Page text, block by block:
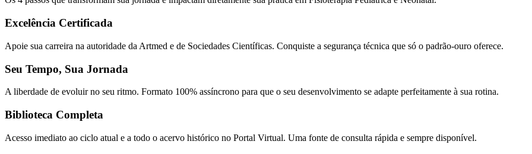
Excelência Certificada
Apoie sua carreira na autoridade da Artmed e de Sociedades Científicas. Conquiste a segurança técnica que só o padrão-ouro oferece.
Seu Tempo, Sua Jornada
A liberdade de evoluir no seu ritmo. Formato 100% assíncrono para que o seu desenvolvimento se adapte perfeitamente à sua rotina.
Biblioteca Completa
Acesso imediato ao ciclo atual e a todo o acervo histórico no Portal Virtual. Uma fonte de consulta rápida e sempre disponível.